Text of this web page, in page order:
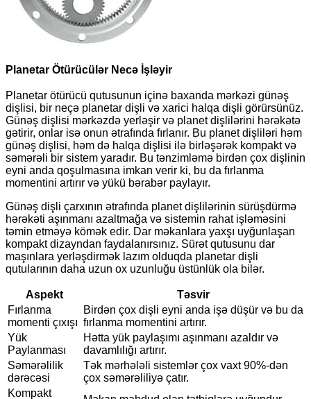
Planetar Ötürücülər Necə İşləyir
Planetar ötürücü qutusunun içinə baxanda mərkəzi günəş
dişlisi, bir neçə planetar dişli və xarici halqa dişli görürsünüz.
Günəş dişlisi mərkəzdə yerləşir və planet dişlilərini hərəkətə
gətirir, onlar isə onun ətrafında fırlanır. Bu planet dişliləri həm
günəş dişlisi, həm də halqa dişlisi ilə birləşərək kompakt və
səmərəli bir sistem yaradır. Bu tənzimləmə birdən çox dişlinin
eyni anda qoşulmasına imkan verir ki, bu da fırlanma
momentini artırır və yükü bərabər paylayır.
Günəş dişli çarxının ətrafında planet dişlilərinin sürüşdürmə
hərəkəti aşınmanı azaltmağa və sistemin rahat işləməsini
təmin etməyə kömək edir. Dar məkanlara yaxşı uyğunlaşan
kompakt dizayndan faydalanırsınız. Sürət qutusunu dar
maşınlara yerləşdirmək lazım olduqda planetar dişli
qutularının daha uzun ox uzunluğu üstünlük ola bilər.
Aspekt
Təsvir
Fırlanma
momenti çıxışı
Birdən çox dişli eyni anda işə düşür və bu da
fırlanma momentini artırır.
Yük
Paylanması
Hətta yük paylaşımı aşınmanı azaldır və
davamlılığı artırır.
Səmərəlilik
dərəcəsi
Tək mərhələli sistemlər çox vaxt 90%-dən
çox səmərəliliyə çatır.
Kompakt